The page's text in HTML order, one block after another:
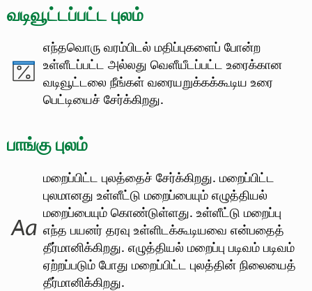
வடிவூட்டப்பட்ட புலம்
எந்தவொரு வரம்பிடல் மதிப்புகளைப் போன்ற
உள்ளீடப்பட்ட அல்லது வெளீயீடப்பட்ட உரைக்கான
வடிவூட்டலை நீங்கள் வரையறுக்கக்கூடிய உரை
பெட்டியைச் சேர்க்கிறது.
பாங்கு புலம்
மறைப்பிட்ட புலத்தைச் சேர்க்கிறது. மறைப்பிட்ட
புலமானது உள்ளீட்டு மறைப்பையும் எழுத்தியல்
மறைப்பையும் கொண்டுள்ளது. உள்ளீட்டு மறைப்பு
எந்த பயனர் தரவு உள்ளிடக்கூடியவை என்பதைத்
தீர்மானிக்கிறது. எழுத்தியல் மறைப்பு படிவம் படிவம்
ஏற்றப்படும் போது மறைப்பிட்ட புலத்தின் நிலையைத்
தீர்மானிக்கிறது.